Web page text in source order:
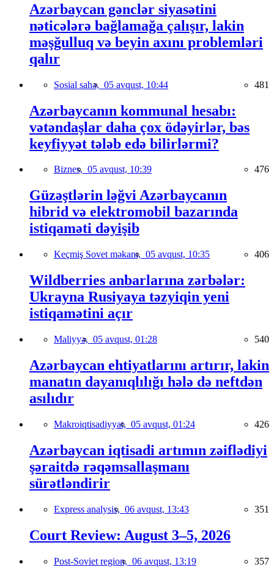
Azərbaycan gənclər siyasətini
nəticələrə bağlamağa çalışır, lakin
məşğulluq və beyin axını problemləri
qalır
Sosial sahə, 05 avqust, 10:44 481
Azərbaycanın kommunal hesabı:
vətəndaşlar daha çox ödəyirlər, bəs
keyfiyyət tələb edə bilirlərmi?
Biznes, 05 avqust, 10:39 476
Güzəştlərin ləğvi Azərbaycanın
hibrid və elektromobil bazarında
istiqaməti dəyişib
Keçmiş Sovet məkanı, 05 avqust, 10:35 406
Wildberries anbarlarına zərbələr:
Ukrayna Rusiyaya təzyiqin yeni
istiqamətini açır
Maliyyə, 05 avqust, 01:28 540
Azərbaycan ehtiyatlarını artırır, lakin
manatın dayanıqlılığı hələ də neftdən
asılıdır
Makroiqtisadiyyat, 05 avqust, 01:24 426
Azərbaycan iqtisadi artımın zəiflədiyi
şəraitdə rəqəmsallaşmanı
sürətləndirir
Express analysis, 06 avqust, 13:43 351
Court Review: August 3–5, 2026
Post-Soviet region, 06 avqust, 13:19 357